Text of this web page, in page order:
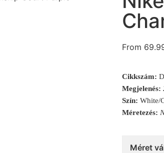
From
Cikkszám:
Megjelenés:
Szín: White/
Méretezés:
Méret